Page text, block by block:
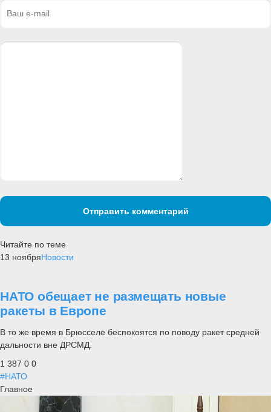
Отправить комментарий
Читайте по теме
13 ноябряНовости
НАТО обещает не размещать новые
ракеты в Европе
В то же время в Брюсселе беспокоятся по поводу ракет средней
дальности вне ДРСМД.
1 387 0 0
#НАТО
Главное